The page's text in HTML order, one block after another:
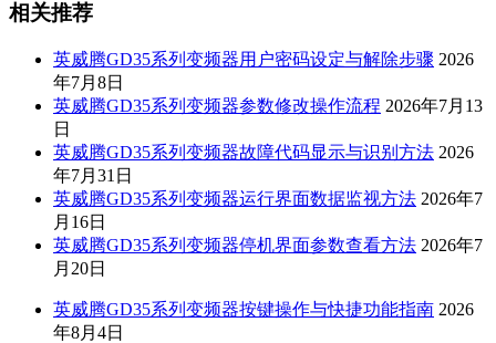
相关推荐
英威腾GD35系列变频器用户密码设定与解除步骤 2026
年7月8日
英威腾GD35系列变频器参数修改操作流程 2026年7月13
日
英威腾GD35系列变频器故障代码显示与识别方法 2026
年7月31日
英威腾GD35系列变频器运行界面数据监视方法 2026年7
月16日
英威腾GD35系列变频器停机界面参数查看方法 2026年7
月20日
英威腾GD35系列变频器按键操作与快捷功能指南 2026
年8月4日